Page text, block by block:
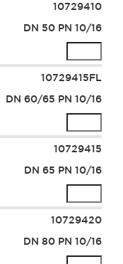
10729410
DN 50 PN 10/16
10729415FL
DN 60/65 PN 10/16
10729415
DN 65 PN 10/16
10729420
DN 80 PN 10/16